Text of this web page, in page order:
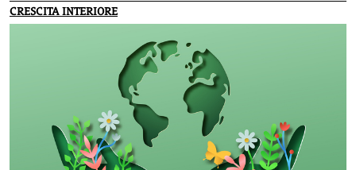
CRESCITA INTERIORE